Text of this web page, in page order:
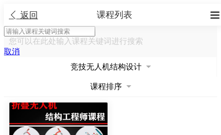
 返回 
课程列表
您可以在此处输入课程关键词进行搜索
取消
竞技无人机结构设计
课程排序